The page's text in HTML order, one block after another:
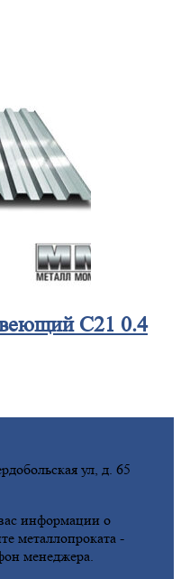
С21 0.4
ул, д. 65
информации о
металлопроката -
менеджера.